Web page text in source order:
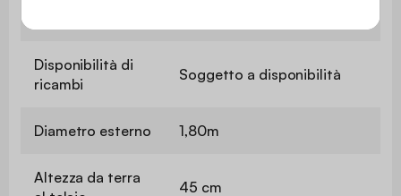
Disponibilità di
ricambi
Soggetto a disponibilità
Diametro esterno 1,80m
Altezza da terra
45 cm